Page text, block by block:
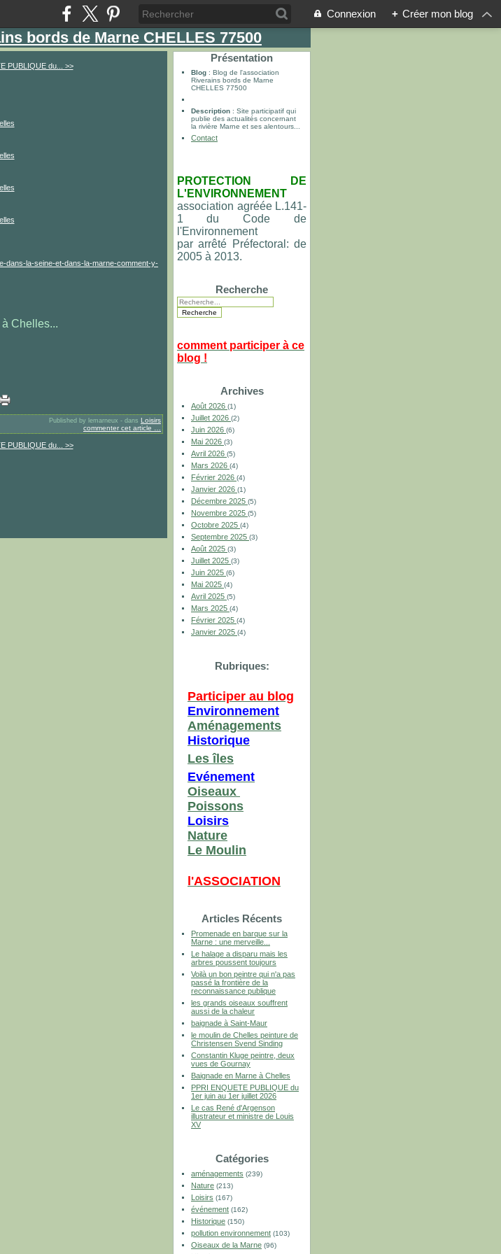
Connexion + Créer mon blog
bords de Marne CHELLES 77500
PUBLIQUE du... >>
dans-la-seine-et-dans-la-marne-comment-y-
Chelles...
Published by lemarneux - dans Loisirs
commenter cet article
PUBLIQUE du... >>
Présentation
Blog : Blog de l'association
Riverains bords de Marne
CHELLES 77500
Description : Site participatif qui
publie des actualités concernant
la rivière Marne et ses alentours...
Contact
PROTECTION DE
L'ENVIRONNEMENT
association agréée L.141-
1
du Code de
l'Environnement
par arrêté Préfectoral: de
2005 à 2013.
Recherche
comment participer à ce
blog !
Archives
Août 2026 (1)
Juillet 2026 (2)
Juin 2026 (6)
Mai 2026 (3)
Avril 2026 (5)
Mars 2026 (4)
Février 2026 (4)
Janvier 2026 (1)
Décembre 2025 (5)
Novembre 2025 (5)
Octobre 2025 (4)
Septembre 2025 (3)
Août 2025 (3)
Juillet 2025 (3)
Juin 2025 (6)
Mai 2025 (4)
Avril 2025 (5)
Mars 2025 (4)
Février 2025 (4)
Janvier 2025 (4)
Rubriques:
Participer au blog
Environnement
Aménagements
Historique
Les îles
Evénement
Oiseaux
Poissons
Loisirs
Nature
Le Moulin
l'ASSOCIATION
Articles Récents
Promenade en barque sur la
Marne : une merveille...
Le halage a disparu mais les
arbres poussent toujours
Voilà un bon peintre qui n'a pas
passé la frontière de la
reconnaissance publique
les grands oiseaux souffrent
aussi de la chaleur
baignade à Saint-Maur
le moulin de Chelles peinture de
Christensen Svend Sinding
Constantin Kluge peintre, deux
vues de Gournay
Baignade en Marne à Chelles
PPRI ENQUETE PUBLIQUE du
1er juin au 1er juillet 2026
Le cas René d'Argenson
illustrateur et ministre de Louis
XV
Catégories
aménagements (239)
Nature (213)
Loisirs (167)
événement (162)
Historique (150)
pollution environnement (103)
Oiseaux de la Marne (96)